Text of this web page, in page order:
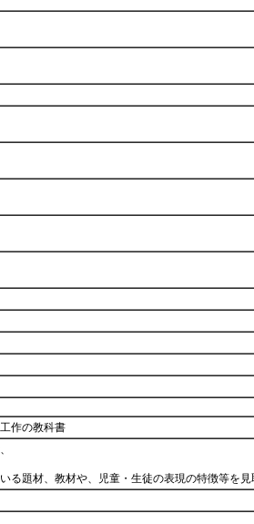
作の教科書
題材、教材や、児童・生徒の表現の特徴等を見